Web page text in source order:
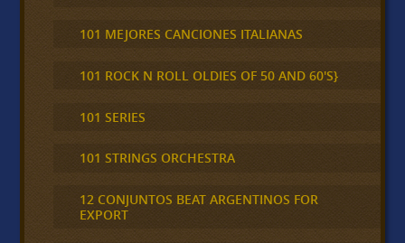
101 MEJORES CANCIONES ITALIANAS
101 ROCK N ROLL OLDIES OF 50 AND 60'S}
101 SERIES
101 STRINGS ORCHESTRA
12 CONJUNTOS BEAT ARGENTINOS FOR
EXPORT